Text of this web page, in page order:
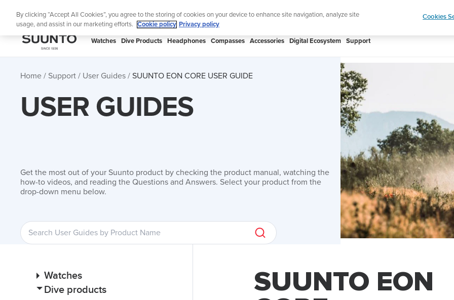
Lightweight sports watch designed for runners Shop
SUUNTO
Watches Dive Products Headphones Compasses Accessories Digital Ecosystem Support
Home Support User Guides SUUNTO EON CORE USER GUIDE
USER GUIDES
Get the most out of your Suunto product by checking the product manual, watching the
how-to videos, and reading the Questions and Answers. Select your product from the
drop-down menu below.
Watches
Dive products
SUUNTO EON
By clicking “Accept All Cookies”, you agree to the storing of cookies on your device to enhance site navigation, analyze site
usage, and assist in our marketing efforts.
Cookie policy Privacy policy
Cookies